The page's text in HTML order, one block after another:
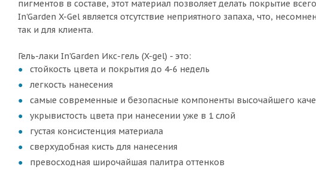
пигментов в составе, этот материал позволяет делать покрытие
In'Garden X-Gel является отсутствие неприятного запаха, что,
так и для клиента.
Гель-лаки In'Garden Икс-гель (X-gel) - это:
стойкость цвета и покрытия до 4-6 недель
легкость нанесения
самые современные и безопасные компоненты высочайшего
укрывистость цвета при нанесении уже в 1 слой
густая консистенция материала
сверхудобная кисть для нанесения
превосходная широчайшая палитра оттенков